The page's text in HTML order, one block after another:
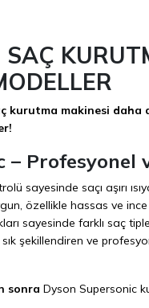
SAÇ
kurutma makinesi daha
– Profesyonel
sayesinde saçı aşırı
özellikle hassas ve
sayesinde farklı saç
sık şekillendiren ve
sonra Dyson Supersonic